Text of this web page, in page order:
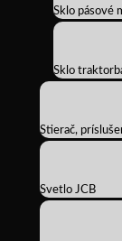
Sklo pásové
Sklo
Stierač,
Svetlo JCB